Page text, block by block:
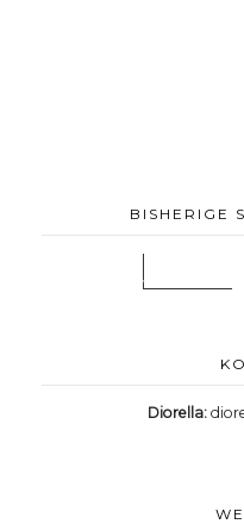
BISHERIGE
Diorella: